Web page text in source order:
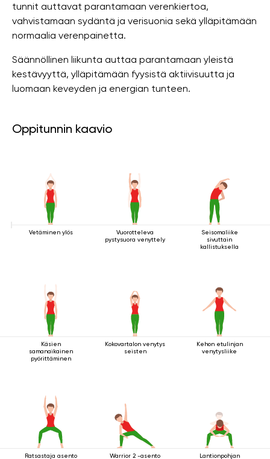
tunnit auttavat parantamaan verenkiertoa,
vahvistamaan sydäntä ja verisuonia sekä ylläpitämään
normaalia verenpainetta.
Säännöllinen liikunta auttaa parantamaan yleistä
kestävyyttä, ylläpitämään fyysistä aktiivisuutta ja
luomaan keveyden ja energian tunteen.
Oppitunnin kaavio
Vetäminen ylös
Vuorotteleva
pystysuora venyttely
Seisomaliike
sivuttain
kallistuksella
Käsien
samanaikainen
pyörittäminen
Kokovartalon venytys
seisten
Kehon etulinjan
venytysliike
Ratsastaja asento
Warrior 2 -asento
Lantionpohjan